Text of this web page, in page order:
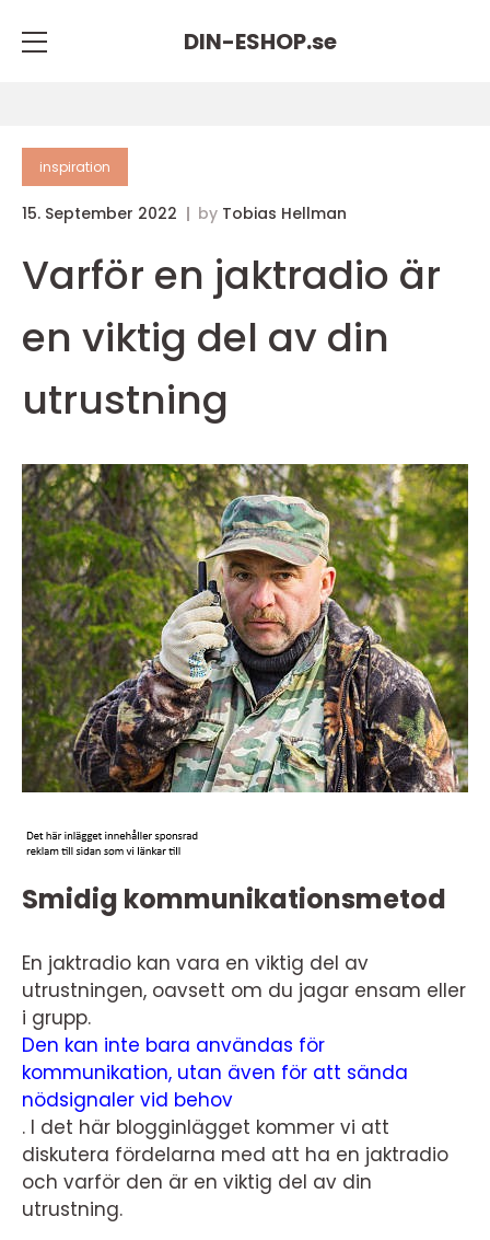
DIN-ESHOP.se
inspiration
15. September 2022 by Tobias Hellman
Varför en jaktradio är
en viktig del av din
utrustning
Smidig kommunikationsmetod
En jaktradio kan vara en viktig del av
utrustningen, oavsett om du jagar ensam eller
i grupp.
Den kan inte bara användas för
kommunikation, utan även för att sända
nödsignaler vid behov
. I det här blogginlägget kommer vi att
diskutera fördelarna med att ha en jaktradio
och varför den är en viktig del av din
utrustning.